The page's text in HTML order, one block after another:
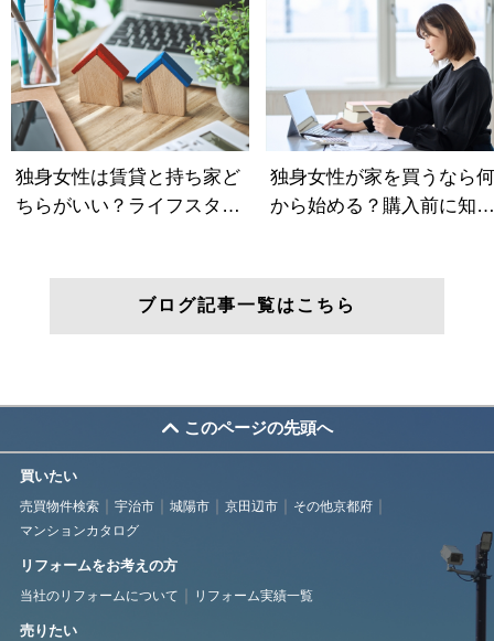
ブログ記事一覧はこちら
このページの先頭へ
買いたい
売買物件検索 宇治市 城陽市 京田辺市
その他京都府
マンションカタログ
リフォームをお考えの方
当社のリフォームについて リフォーム実績一覧
売りたい